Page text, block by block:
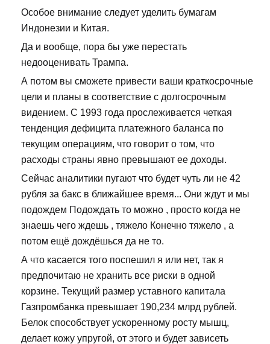
Особое внимание следует уделить бумагам
Индонезии и Китая.
Да и вообще, пора бы уже перестать
недооценивать Трампа.
А потом вы сможете привести ваши краткосрочные
цели и планы в соответствие с долгосрочным
видением. С 1993 года прослеживается четкая
тенденция дефицита платежного баланса по
текущим операциям, что говорит о том, что
расходы страны явно превышают ее доходы.
Сейчас аналитики пугают что будет чуть ли не 42
рубля за бакс в ближайшее время... Они ждут и мы
подождем Подождать то можно , просто когда не
знаешь чего ждешь , тяжело Конечно тяжело , а
потом ещё дождёшься да не то.
А что касается того поспешил я или нет, так я
предпочитаю не хранить все риски в одной
корзине. Текущий размер уставного капитала
Газпромбанка превышает 190,234 млрд рублей.
Белок способствует ускоренному росту мышц,
делает кожу упругой, от этого и будет зависеть